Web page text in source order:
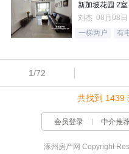
新加坡花园 2室
刘杰 08月08日
一梯两户 有
1/72
共找到 1439
会员登录 中介推
涿州房产网 Copyright